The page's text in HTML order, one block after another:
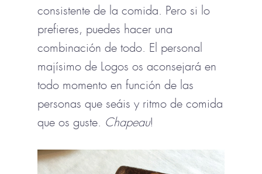
consistente de la comida. Pero si lo
prefieres, puedes hacer una
combinación de todo. El personal
majísimo de Logos os aconsejará en
todo momento en función de las
personas que seáis y ritmo de comida
que os guste. Chapeau!